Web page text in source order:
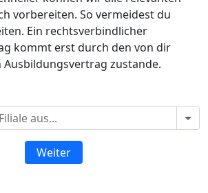
vorbereiten. So vermeidest du
Ein rechtsverbindlicher
kommt erst durch den von dir
zustande.
Weiter